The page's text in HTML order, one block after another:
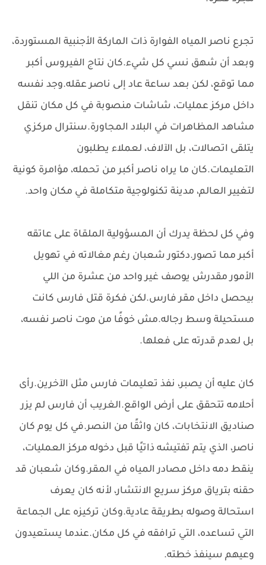
تجرع ناصر المياه الفوارة ذات الماركة الأجنبية المستوردة،
وبعد أن شهق نسي كل شيء.كان نتاج الفيروس أكبر
مما توقع، لكن بعد ساعة عاد إلى ناصر عقله.وجد نفسه
داخل مركز عمليات، شاشات منصوبة في كل مكان تنقل
مشاهد المظاهرات في البلاد المجاورة.سنترال مركزي
يتلقى اتصالات، بل الآلاف، لعملاء يطلبون
التعليمات.كان ما يراه ناصر أكبر من تحمله، مؤامرة كونية
لتغيير العالم، مدينة تكنولوجية متكاملة في مكان واحد.
وفي كل لحظة يدرك أن المسؤولية الملقاة على عاتقه
أكبر مما تصور.دكتور شعبان رغم مغالاته في تهويل
الأمور مقدرش يوصف غير واحد من عشرة من اللي
بيحصل داخل مقر فارس.لكن فكرة قتل فارس كانت
مستحيلة وسط رجاله.مش خوفًا من موت ناصر نفسه،
بل لعدم قدرته على فعلها.
كان عليه أن يصبر، نفذ تعليمات فارس مثل الآخرين.رأى
أحلامه تتحقق على أرض الواقع.الغريب أن فارس لم يزر
صناديق الانتخابات، كان واثقًا من النصر.في كل يوم كان
ناصر، الذي يتم تفتيشه ذاتيًا قبل دخوله مركز العمليات،
ينقط دمه داخل مصادر المياه في المقر.وكان شعبان قد
حقنه بترياق مركز سريع الانتشار، لأنه كان يعرف
استحالة وصوله بطريقة عادية.وكان تركيزه على الجماعة
التي تساعده، التي ترافقه في كل مكان.عندما يستعيدون
وعيهم سينفذ خطته.